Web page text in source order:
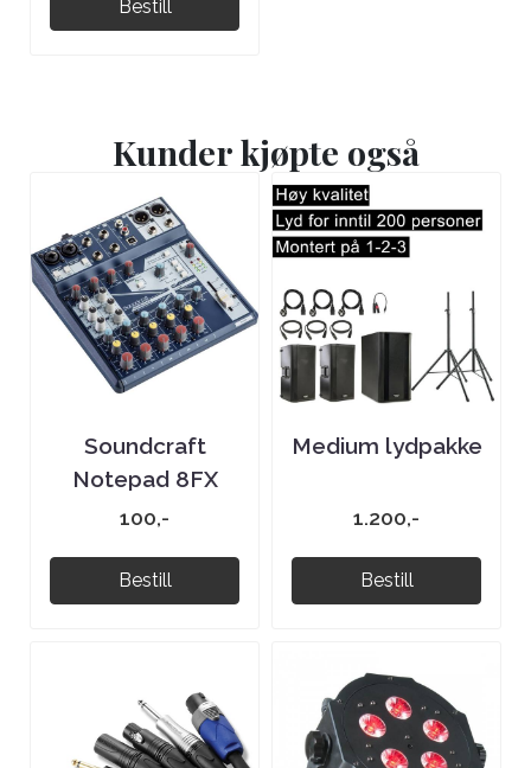
Bestill
Kunder kjøpte også
Soundcraft
Notepad 8FX
100,-
Bestill
Medium lydpakke
1.200,-
Bestill